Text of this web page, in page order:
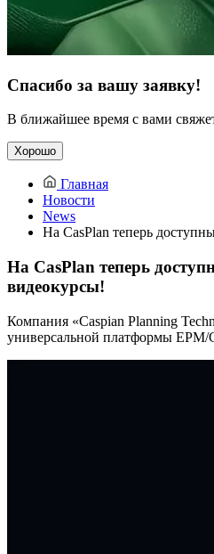
Спасибо за вашу заявку!
В ближайшее время с вами
Хорошо
Главная
Новости
News
На CasPlan теперь
На CasPlan теперь
видеокурсы!
Компания «Caspian Planning
универсальной платформы EPM/